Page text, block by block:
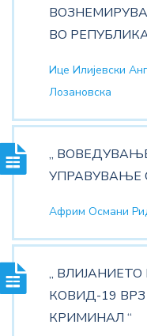
ВО
Ице Илијевски
Лозановска
„
УПРАВУВАЊЕ
Африм Османи
„
КОВИД-19
КРИМИНАЛ “